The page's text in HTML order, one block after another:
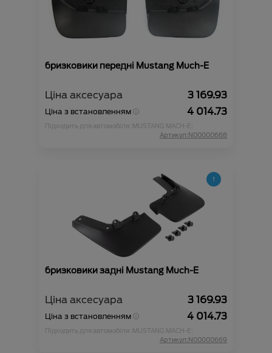
бризковики передні Mustang Much-E
Ціна аксесуара 3 169.93
Ціна з встановленням 4 014.73
Підходить для автомобіля :MUSTANG MACH-E;
Артикул:N00000668
бризковики задні Mustang Much-E
Ціна аксесуара 3 169.93
Ціна з встановленням 4 014.73
Підходить для автомобіля :MUSTANG MACH-E;
Артикул:N00000669